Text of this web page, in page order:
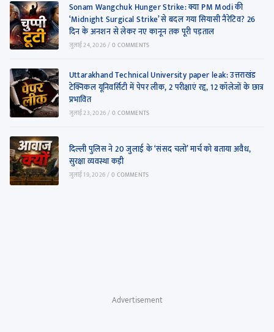
Sonam Wangchuk Hunger Strike: क्या PM Modi की
‘Midnight Surgical Strike’ से बदल गया सियासी नैरेटिव? 26
दिन के अनशन से लेकर नए कानून तक पूरी पड़ताल
जुलाई 24, 2026/0 COMMENTS
Uttarakhand Technical University paper leak: उत्तराखंड
टेक्निकल यूनिवर्सिटी में पेपर लीक, 2 परीक्षाएं रद्द, 12 कॉलेजों के छात्र
प्रभावित
जुलाई 23, 2026/0 COMMENTS
दिल्ली पुलिस ने 20 जुलाई के ‘संसद चलो’ मार्च को बताया अवैध,
सुरक्षा व्यवस्था कड़ी
जुलाई 19, 2026/0 COMMENTS
Advertisement